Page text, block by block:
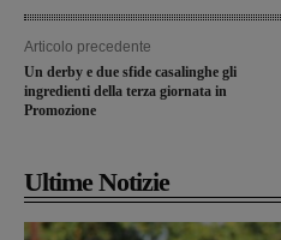
Articolo precedente
Un derby e due sfide casalinghe gli
ingredienti della terza giornata in
Promozione
Ultime Notizie